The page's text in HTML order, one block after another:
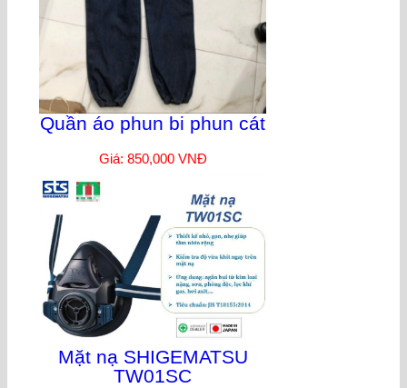
Quần áo phun bi phun cát
Giá: 850,000 VNĐ
Mặt nạ SHIGEMATSU
TW01SC